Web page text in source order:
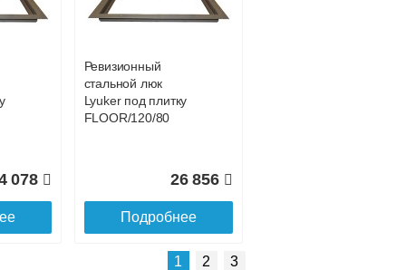
Подробнее о доставке
078
Ревизионный
стальной люк
Lyuker под плитку
FLOOR/120/80
26 856
Подробнее
1 2 3